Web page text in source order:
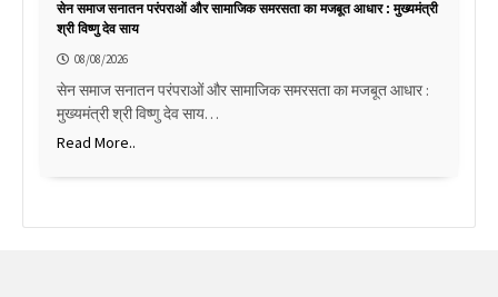
सेन समाज सनातन परंपराओं और सामाजिक समरसता का मजबूत आधार : मुख्यमंत्री
श्री विष्णु देव साय
08/08/2026
सेन समाज सनातन परंपराओं और सामाजिक समरसता का मजबूत आधार :
मुख्यमंत्री श्री विष्णु देव साय…
Read More..